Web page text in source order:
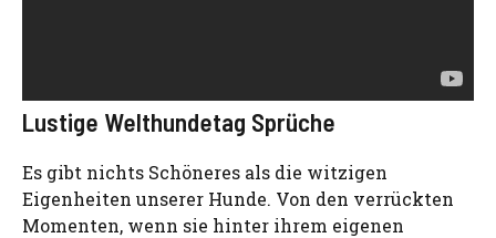
Lustige Welthundetag Sprüche
Es gibt nichts Schöneres als die witzigen
Eigenheiten unserer Hunde. Von den verrückten
Momenten, wenn sie hinter ihrem eigenen